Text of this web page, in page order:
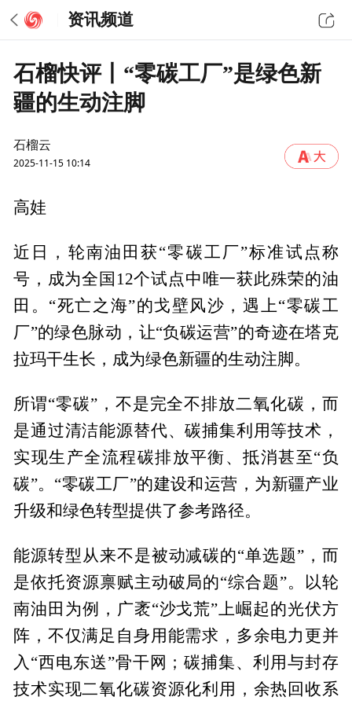
资讯频道
石榴快评丨“零碳工厂”是绿色新
疆的生动注脚
石榴云
2025-11-15 10:14
高娃
近日，轮南油田获“零碳工厂”标准试点称
号，成为全国12个试点中唯一获此殊荣的油
田。“死亡之海”的戈壁风沙，遇上“零碳工
厂”的绿色脉动，让“负碳运营”的奇迹在塔克
拉玛干生长，成为绿色新疆的生动注脚。
所谓“零碳”，不是完全不排放二氧化碳，而
是通过清洁能源替代、碳捕集利用等技术，
实现生产全流程碳排放平衡、抵消甚至“负
碳”。“零碳工厂”的建设和运营，为新疆产业
升级和绿色转型提供了参考路径。
能源转型从来不是被动减碳的“单选题”，而
是依托资源禀赋主动破局的“综合题”。以轮
南油田为例，广袤“沙戈荒”上崛起的光伏方
阵，不仅满足自身用能需求，多余电力更并
入“西电东送”骨干网；碳捕集、利用与封存
技术实现二氧化碳资源化利用，余热回收系